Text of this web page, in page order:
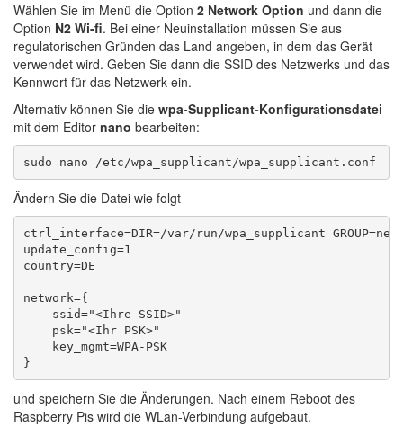
Wählen Sie im Menü die Option 2 Network Option und dann die
Option N2 Wi-fi. Bei einer Neuinstallation müssen Sie aus
regulatorischen Gründen das Land angeben, in dem das Gerät
verwendet wird. Geben Sie dann die SSID des Netzwerks und das
Kennwort für das Netzwerk ein.
Alternativ können Sie die wpa-Supplicant-Konfigurationsdatei
mit dem Editor nano bearbeiten:
Ändern Sie die Datei wie folgt
ctrl_interface=DIR=/var/run/wpa_supplicant
update_config=1
country=DE
network={
ssid="<Ihre SSID>"
psk="<Ihr PSK>"
key_mgmt=WPA-PSK
und speichern Sie die Änderungen. Nach einem Reboot des
Raspberry Pis wird die WLan-Verbindung aufgebaut.